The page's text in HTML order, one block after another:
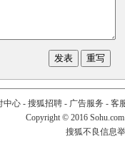
中心- 搜狐招聘- 广告服务 - 客
Copyright © 2016
搜狐不良信息